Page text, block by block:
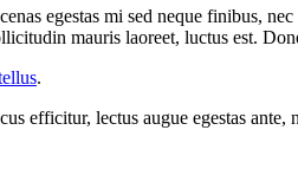
egestas mi sed neque finibus,
mauris laoreet, luctus est.
.
efficitur, lectus augue egestas ante,